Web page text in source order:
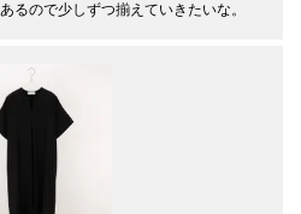
るので少しずつ揃えていきたいな。